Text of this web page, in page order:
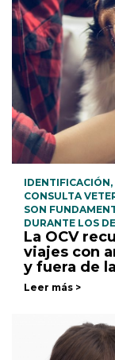
CONSULTA
SON
DURANTE LOS
La OCV
viajes con
y fuera de
Leer más >